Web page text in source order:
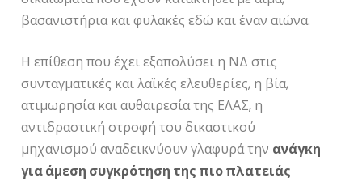
βασανιστήρια και φυλακές εδώ και έναν αιώνα.
Η επίθεση που έχει εξαπολύσει η ΝΔ στις
συνταγματικές και λαϊκές ελευθερίες, η βία,
ατιμωρησία και αυθαιρεσία της ΕΛΑΣ, η
αντιδραστική στροφή του δικαστικού
μηχανισμού αναδεικνύουν γλαφυρά την ανάγκη
για άμεση συγκρότηση της πιο πλατειάς